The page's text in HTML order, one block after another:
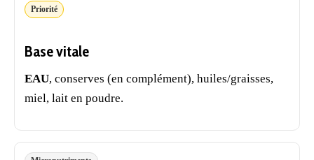
Priorité
Base vitale
EAU, conserves (en complément), huiles/graisses,
miel, lait en poudre.